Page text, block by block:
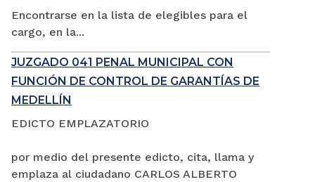
Encontrarse en la lista de elegibles para el
cargo, en la...
JUZGADO 041 PENAL MUNICIPAL CON
FUNCIÓN DE CONTROL DE GARANTÍAS DE
MEDELLÍN
EDICTO EMPLAZATORIO
por medio del presente edicto, cita, llama y
emplaza al ciudadano CARLOS ALBERTO